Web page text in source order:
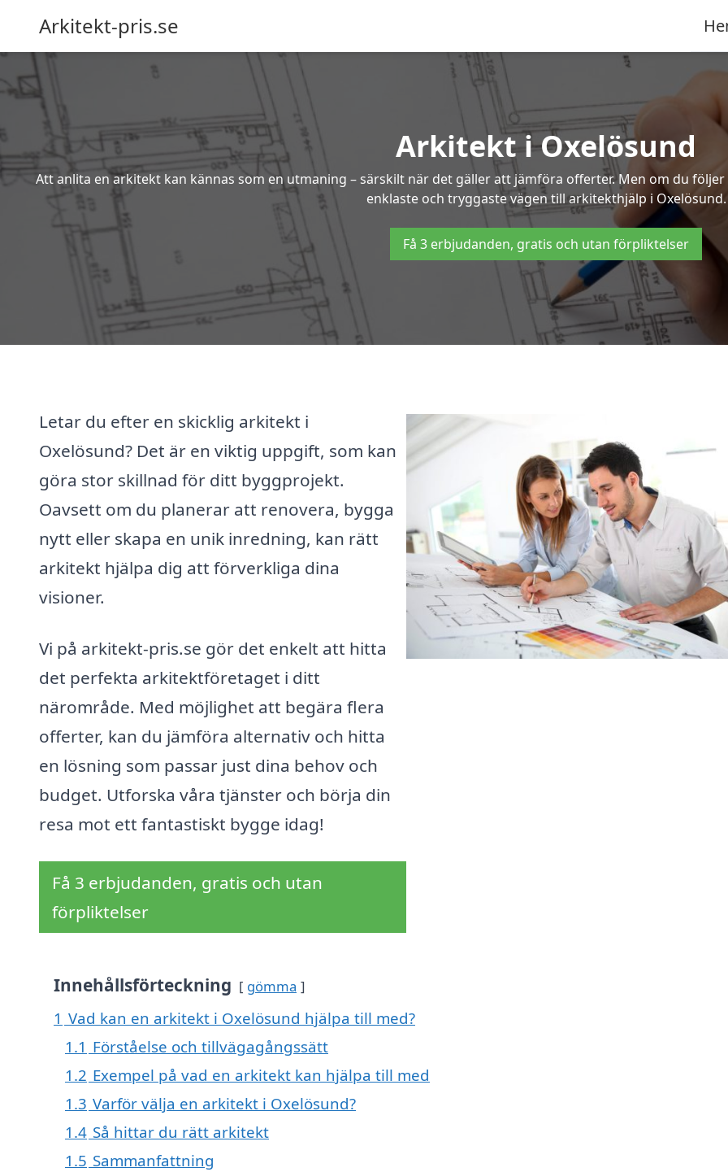
Arkitekt-pris.se
Arkitekt i Oxelösund
Att anlita en arkitekt kan kännas som en utmaning – särskilt när det gäller att jämföra offerter. Men om du
enklaste och tryggaste vägen till arkitekthjälp i Oxelösund.
Få 3 erbjudanden, gratis och utan förpliktelser
Letar du efter en skicklig arkitekt i
Oxelösund? Det är en viktig uppgift, som kan
göra stor skillnad för ditt byggprojekt.
Oavsett om du planerar att renovera, bygga
nytt eller skapa en unik inredning, kan rätt
arkitekt hjälpa dig att förverkliga dina
visioner.
Vi på arkitekt-pris.se gör det enkelt att hitta
det perfekta arkitektföretaget i ditt
närområde. Med möjlighet att begära flera
offerter, kan du jämföra alternativ och hitta
en lösning som passar just dina behov och
budget. Utforska våra tjänster och börja din
resa mot ett fantastiskt bygge idag!
Få 3 erbjudanden, gratis och utan
förpliktelser
Innehållsförteckning gömma
1 Vad kan en arkitekt i Oxelösund hjälpa till med?
1.1 Förståelse och tillvägagångssätt
1.2 Exempel på vad en arkitekt kan hjälpa till med
1.3 Varför välja en arkitekt i Oxelösund?
1.4 Så hittar du rätt arkitekt
1.5 Sammanfattning